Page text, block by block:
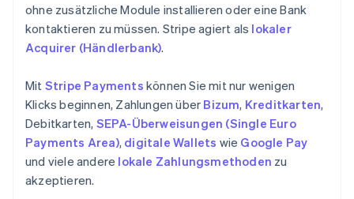
ohne zusätzliche Module installieren oder eine Bank
kontaktieren zu müssen. Stripe agiert als lokaler
Acquirer (Händlerbank).
Mit Stripe Payments können Sie mit nur wenigen
Klicks beginnen, Zahlungen über Bizum, Kreditkarten,
Debitkarten, SEPA-Überweisungen (Single Euro
Payments Area), digitale Wallets wie Google Pay
und viele andere lokale Zahlungsmethoden zu
akzeptieren.